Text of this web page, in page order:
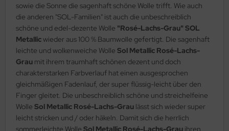
sowie die Sonne die sagenhaft schöne Wolle trifft. Wie auch
die anderen "SOL-Familien" ist auch die unbeschreiblich
schöne und edel-dezente Wolle "Rosé-Lachs-Grau" SOL
Metallicwieder aus 100 % Baumwolle gefertigt. Die sagenhaft
leichte und wolkenweiche Wolle Sol Metallic Rosé-Lachs-
Grau mit ihrem traumhaft schönen dezent und doch
charakterstarken Farbverlauf hat einen ausgesprochen
gleichmäßigen Fadenlauf, der super flüssig-leicht über den
Finger gleitet. Die unbeschreiblich schöne und streichelfeine
Wolle Sol Metallic Rosé-Lachs-Grau lässt sich wieder super
leicht stricken und / oder häkeln. Damit sich die herrlich
sommerleichte Wolle Sol Metallic Rosé-Lachs-Grau ihren